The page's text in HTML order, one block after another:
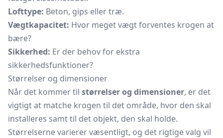
Lofttype: Beton, gips eller træ.
Vægtkapacitet: Hvor meget vægt forventes krogen at
bære?
Sikkerhed: Er der behov for ekstra
sikkerhedsfunktioner?
Størrelser og dimensioner
Når det kommer til størrelser og dimensioner, er det
vigtigt at matche krogen til det område, hvor den skal
installeres samt til det objekt, den skal holde.
Størrelserne varierer væsentligt, og det rigtige valg vil